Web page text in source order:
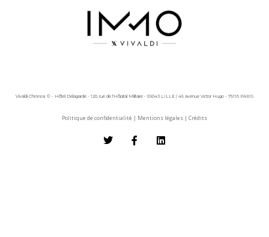
Vivaldi Chronos © - Hôtel Delagarde - 120, rue de l'Hôpital Militaire - 59043 LILLE / 45 avenue Victor Hugo - 75116 PARIS
Politique de confidentialité | Mentions légales | Crédits